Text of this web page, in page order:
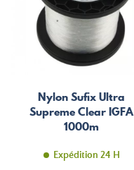
Nylon Sufix Ultra
Supreme Clear IGFA
1000m
Expédition 24 H